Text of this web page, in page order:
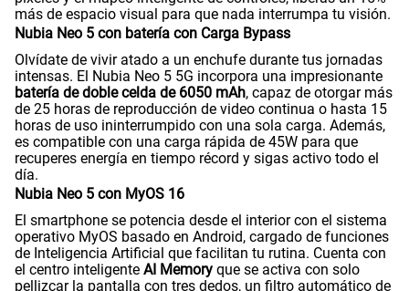
más de espacio visual para que nada interrumpa tu visión.
Nubia Neo 5 con batería con Carga Bypass
Olvídate de vivir atado a un enchufe durante tus jornadas
intensas. El Nubia Neo 5 5G incorpora una impresionante
batería de doble celda de 6050 mAh, capaz de otorgar más
de 25 horas de reproducción de video continua o hasta 15
horas de uso ininterrumpido con una sola carga. Además,
es compatible con una carga rápida de 45W para que
recuperes energía en tiempo récord y sigas activo todo el
día.
Nubia Neo 5 con MyOS 16
El smartphone se potencia desde el interior con el sistema
operativo MyOS basado en Android, cargado de funciones
de Inteligencia Artificial que facilitan tu rutina. Cuenta con
el centro inteligente AI Memory que se activa con solo
pellizcar la pantalla con tres dedos, un filtro automático de